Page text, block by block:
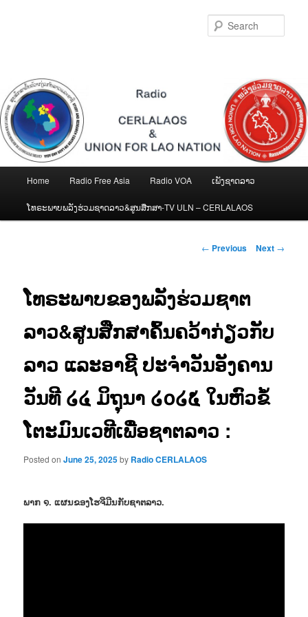
Home Radio Free Asia Radio VOA ເພັງຊາດລາວ
ໂທຣະພາບພລັງຮ່ວມຊາດລາວ&ສູນສືກສາ-TV ULN – CERLALAOS
Post
← Previous Next →
ໂທຣະພາບຂອງພລັງຮ່ວມຊາຕ
ລາວ&ສູນສືກສາຄົ້ນຄວ້າກ່ຽວກັບ
ລາວ ແລະອາຊີ ປະຈຳວັນອັງຄານ
ວັນທີ ໒໔ ມິຖຸນາ ໒໐໒໕ ໃນຫົວຂໍ້
ໂຕະມົນເວທີເພື່ອຊາຕລາວ :
Posted onJune 25, 2025by Radio CERLALAOS
ພາກ ໑. ແຜນຂອງໂຮຈີມີນກັບຊາຕລາວ.